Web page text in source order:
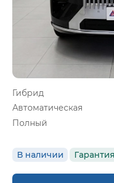
Гибрид
Автоматическая
Полный
В наличии Гарантия